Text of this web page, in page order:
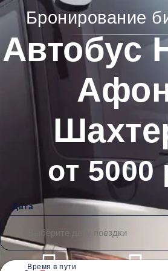
Бронирование
Автобус
от 5000
Дата
Время в пути